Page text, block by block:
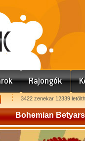
3422 zenekar 12339
Bohemian Betyars